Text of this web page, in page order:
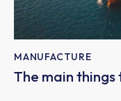
MANUFACTURE
The main